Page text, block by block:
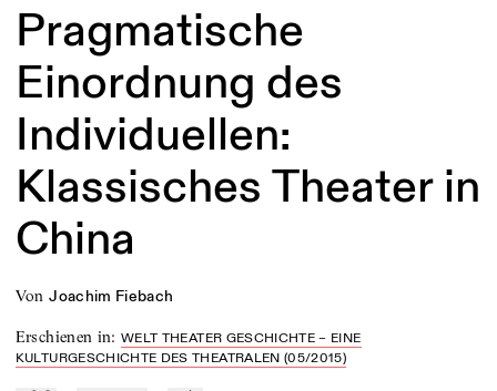
Pragmatische
Einordnung des
Individuellen:
Klassisches Theater in
China
von Joachim Fiebach
Erschienen in:WELT THEATER GESCHICHTE – EINE
KULTURGESCHICHTE DES THEATRALEN (05/2015)